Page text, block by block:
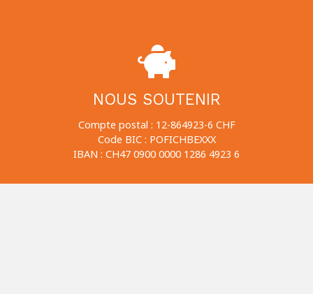
NOUS SOUTENIR
Compte postal : 12-864923-6 CHF
Code BIC : POFICHBEXXX
IBAN : CH47 0900 0000 1286 4923 6